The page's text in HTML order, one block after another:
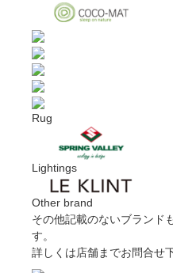
Rug
Lightings
Other brand
その他記載のないブランド
す。
詳しくは店舗までお問合せ